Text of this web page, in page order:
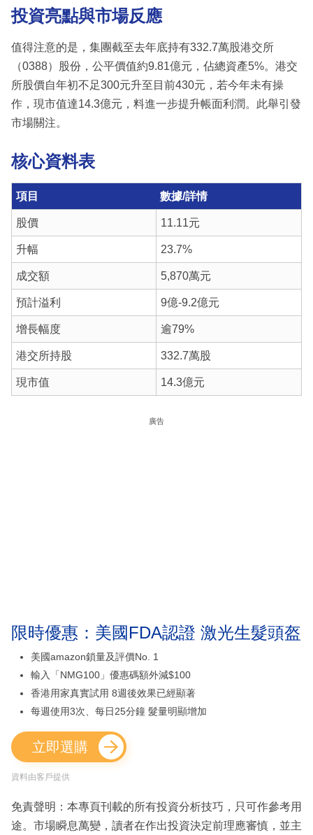
投資亮點與市場反應
值得注意的是，集團截至去年底持有332.7萬股港交所
（0388）股份，公平價值約9.81億元，佔總資產5%。港交
所股價自年初不足300元升至目前430元，若今年未有操
作，現市值達14.3億元，料進一步提升帳面利潤。此舉引發
市場關注。
核心資料表
項目 數據/詳情
股價 11.11元
升幅 23.7%
成交額 5,870萬元
預計溢利 9億-9.2億元
增長幅度 逾79%
港交所持股 332.7萬股
現市值 14.3億元
廣告
限時優惠：美國FDA認證 激光生髮頭盔
美國amazon鎖量及評價No. 1
輸入「NMG100」優惠碼額外減$100
香港用家真實試用 8週後效果已經顯著
每週使用3次、每日25分鐘 髮量明顯增加
立即選購
資料由客戶提供
免責聲明：本專頁刊載的所有投資分析技巧，只可作參考用
途。市場瞬息萬變，讀者在作出投資決定前理應審慎，並主